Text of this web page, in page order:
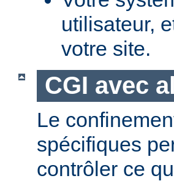
utilisateur,
votre site.
CGI avec
Le
spécifiques
contrôler ce